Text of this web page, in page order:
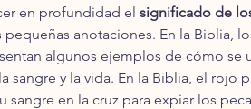
en profundidad el significado de
anotaciones. En la Biblia,
algunos ejemplos de cómo se
y la vida. En la Biblia, el rojo
en la cruz para expiar los